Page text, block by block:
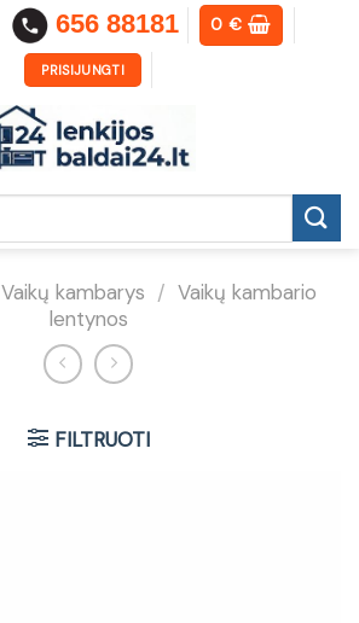
656 88181 0€
PRISIJUNGTI
Vaikų kambarys / Vaikų kambario
lentynos
FILTRUOTI